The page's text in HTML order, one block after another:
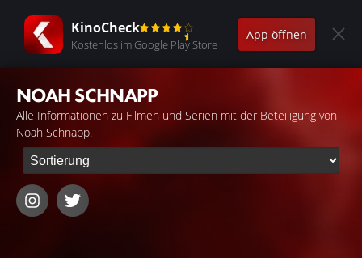
KinoCheck
Kostenlos im Google Play Store
App öffnen
NOAH SCHNAPP
Alle Informationen zu Filmen und Serien mit der Beteiligung von
Noah Schnapp.